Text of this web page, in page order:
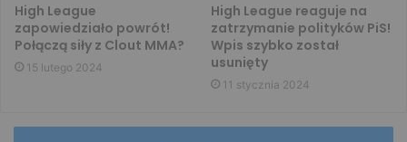
High League
zapowiedziało powrót!
Połączą siły z Clout MMA?
15 lutego 2024
High League reaguje na
zatrzymanie polityków PiS!
Wpis szybko został
usunięty
11 stycznia 2024